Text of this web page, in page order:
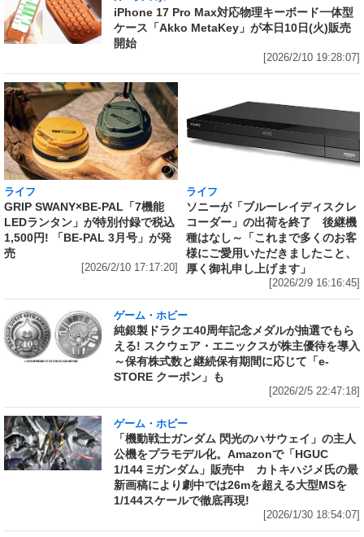
iPhone 17 Pro Max対応物理キーボード一体型
ケース「Akko MetaKey」が本日10日(火)販売
開始
[2026/2/10 19:28:07]
ライフ
GRIP SWANY×BE-PAL「7機能
LEDランタン」が特別付録で税込
1,500円! 「BE-PAL 3月号」が発
売
[2026/2/10 17:17:20]
ライフ
ソニーが「ブルーレイディスクレ
コーダー」の出荷を終了 後継機
種はなし～「これまで多くのお客
様にご愛用いただきましたこと、
厚く御礼申し上げます」
[2026/2/9 16:16:45]
ゲーム・ホビー
純銀製ドラクエ40周年記念メダルが抽選でもら
える! スクウェア・エニックスが株主優待を導入
～保有株式数と継続保有期間に応じて「e-
STORE クーポン」も
[2026/2/5 22:47:18]
ゲーム・ホビー
「機動戦士ガンダム 閃光のハサウェイ」の主人
公機をプラモデル化。Amazonで「HGUC
1/144 Ξガンダム」販売中 カトキハジメ氏の最
新画稿により劇中では26mを超える大型MSを
1/144スケールで徹底再現!
[2026/1/30 18:54:07]